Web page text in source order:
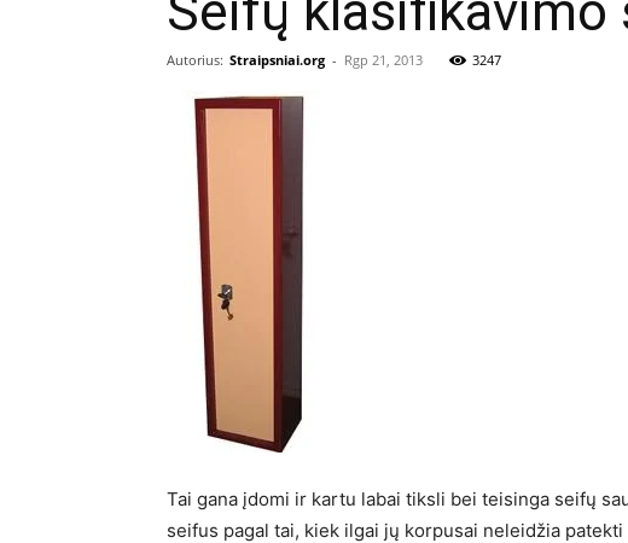
Autorius: Straipsniai.org - Rgp 21, 2013 3247
Tai gana įdomi ir kartu labai tiksli bei teisinga seifų
seifus pagal tai, kiek ilgai jų korpusai neleidžia